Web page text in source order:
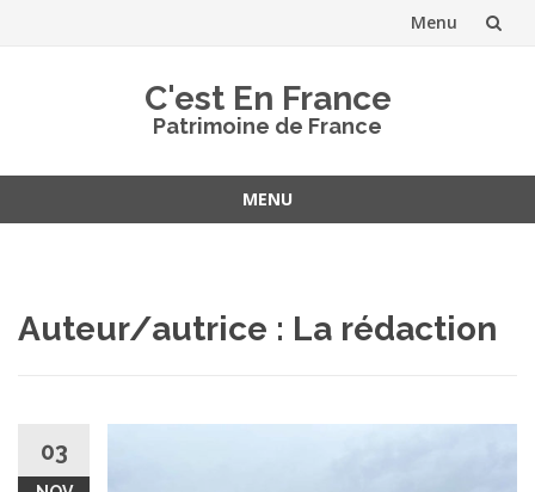
Menu
C'est En France
Patrimoine de France
MENU
Auteur/autrice : La rédaction
03